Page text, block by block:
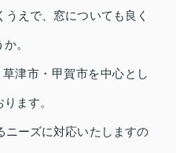
えで、窓についても良く
。
草津市・甲賀市を中心とし
ます。
ニーズに対応いたしますの